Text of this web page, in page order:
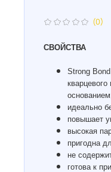
(0)
СВОЙСТВА
Strong
идеально
повышает
высокая
пригодна
не
готова к